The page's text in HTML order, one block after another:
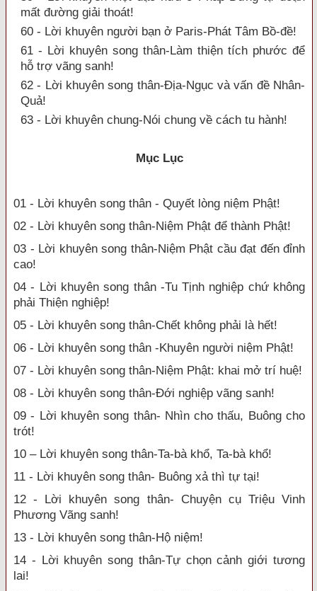
mất đường giải thoát!
60 - Lời khuyên người bạn ở Paris-Phát Tâm Bồ-đề!
61 - Lời khuyên song thân-Làm thiện tích phước để
hỗ trợ vãng sanh!
62 - Lời khuyên song thân-Địa-Ngục và vấn đề Nhân-
Quả!
63 - Lời khuyên chung-Nói chung về cách tu hành!
Mục Lục
01 - Lời khuyên song thân - Quyết lòng niệm Phật!
02 - Lời khuyên song thân-Niệm Phật để thành Phật!
03 - Lời khuyên song thân-Niệm Phật cầu đạt đến đỉnh
cao!
04 - Lời khuyên song thân -Tu Tịnh nghiệp chứ không
phải Thiện nghiệp!
05 - Lời khuyên song thân-Chết không phải là hết!
06 - Lời khuyên song thân -Khuyên người niệm Phật!
07 - Lời khuyên song thân-Niệm Phật: khai mở trí huệ!
08 - Lời khuyên song thân-Đới nghiệp vãng sanh!
09 - Lời khuyên song thân- Nhìn cho thấu, Buông cho
trót!
10 – Lời khuyên song thân-Ta-bà khổ, Ta-bà khổ!
11 - Lời khuyên song thân- Buông xả thì tự tại!
12 - Lời khuyên song thân- Chuyện cụ Triệu Vinh
Phương Vãng sanh!
13 - Lời khuyên song thân-Hộ niệm!
14 - Lời khuyên song thân-Tự chọn cảnh giới tương
lai!